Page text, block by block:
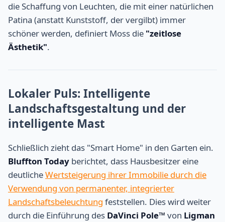
die Schaffung von Leuchten, die mit einer natürlichen
Patina (anstatt Kunststoff, der vergilbt) immer
schöner werden, definiert Moss die "zeitlose
Ästhetik".
Lokaler Puls: Intelligente
Landschaftsgestaltung und der
intelligente Mast
Schließlich zieht das "Smart Home" in den Garten ein.
Bluffton Today berichtet, dass Hausbesitzer eine
deutlicheWertsteigerung ihrer Immobilie durch die
Verwendung von permanenter, integrierter
Landschaftsbeleuchtung feststellen. Dies wird weiter
durch die Einführung des DaVinci Pole™ von Ligman